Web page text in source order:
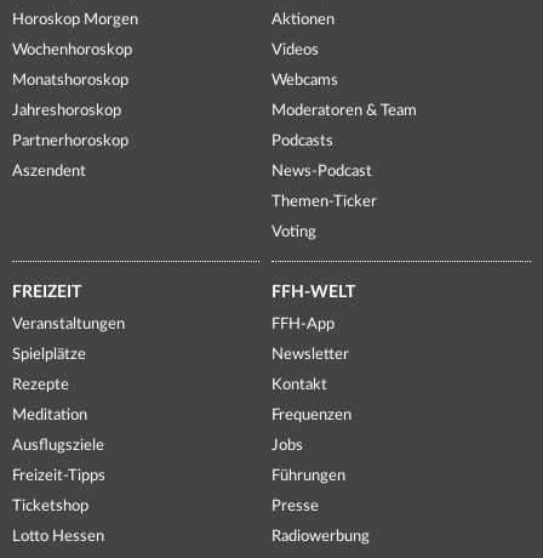
Horoskop Morgen
Wochenhoroskop
Monatshoroskop
Jahreshoroskop
Partnerhoroskop
Aszendent
Aktionen
Videos
Webcams
Moderatoren & Team
Podcasts
News-Podcast
Themen-Ticker
Voting
FREIZEIT
Veranstaltungen
Spielplätze
Rezepte
Meditation
Ausflugsziele
Freizeit-Tipps
Ticketshop
Lotto Hessen
FFH-WELT
FFH-App
Newsletter
Kontakt
Frequenzen
Jobs
Führungen
Presse
Radiowerbung